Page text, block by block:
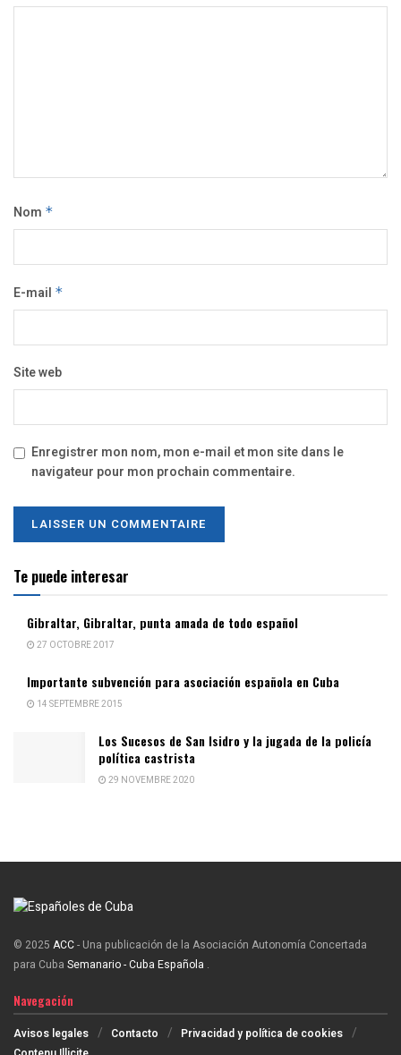
Nom *
E-mail *
Site web
Enregistrer mon nom, mon e-mail et mon site dans le
navigateur pour mon prochain commentaire.
Te puede interesar
Gibraltar, Gibraltar, punta amada de todo español
27 OCTOBRE 2017
Importante subvención para asociación española en Cuba
14 SEPTEMBRE 2015
Los Sucesos de San Isidro y la jugada de la policía
política castrista
29 NOVEMBRE 2020
© 2025 ACC- Una publicación de la Asociación Autonomía Concertada
para Cuba Semanario - Cuba Española .
Navegación
Avisos legales Contacto
Privacidad y política de cookies